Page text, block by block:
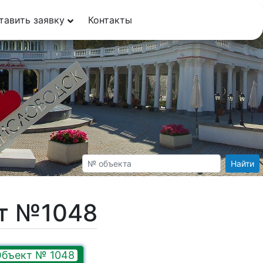
заявку Контакты
Найти
№1048
№ 1048